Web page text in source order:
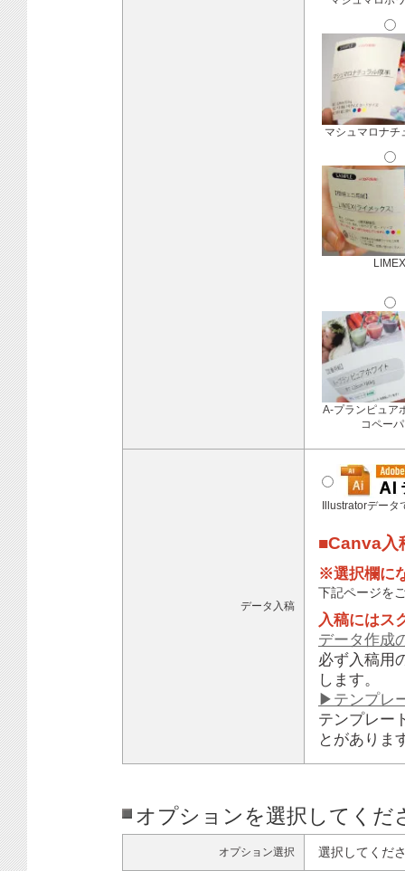
マシュマロナチ
A-プランピュア
コペー
データ入稿
Illustratorデータ
■Canva入
※選択欄に
下記ページを
入稿にはス
データ作成
必ず入稿用
します。
▶テンプレ
テンプレー
とがありま
オプションを選択してくだ
オプション選択 選択してくだ